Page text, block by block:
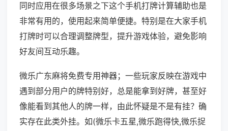
同时应用在很多场景之下这个手机打牌计算辅助也是
非常有用的，使用起来简单便捷。特别是在大家手机
打牌时可以合理调整牌型，提升游戏体验，避免影响
好友间互动乐趣。
微乐广东麻将免费专用神器；一些玩家反映在游戏中
遇到部分用户的牌特别好，总是能拿到好牌，甚至好
像能看到其他人的牌一样，由此怀疑是不是有挂？确
实存在此类外挂。如(微乐卡五星,微乐跑得快,微乐捉